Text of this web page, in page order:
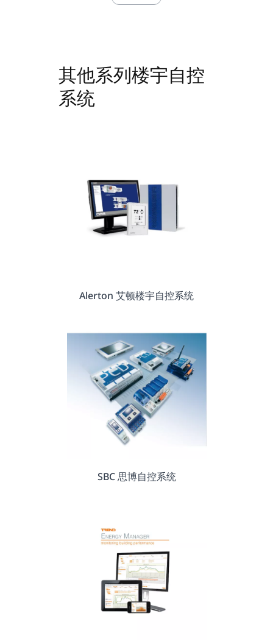
其他系列楼宇自控
系统
Alerton 艾顿楼宇自控系统
SBC 思博自控系统